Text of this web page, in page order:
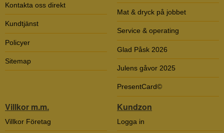
Kontakta oss direkt
Kundtjänst
Policyer
Sitemap
Mat & dryck på jobbet
Service & operating
Glad Påsk 2026
Julens gåvor 2025
PresentCard©
Villkor m.m.
Villkor Företag
Kundzon
Logga in